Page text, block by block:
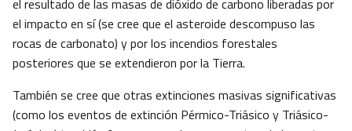
el resultado de las masas de dióxido de carbono liberadas por
el impacto en sí (se cree que el asteroide descompuso las
rocas de carbonato) y por los incendios forestales
posteriores que se extendieron por la Tierra.
También se cree que otras extinciones masivas significativas
(como los eventos de extinción Pérmico-Triásico y Triásico-